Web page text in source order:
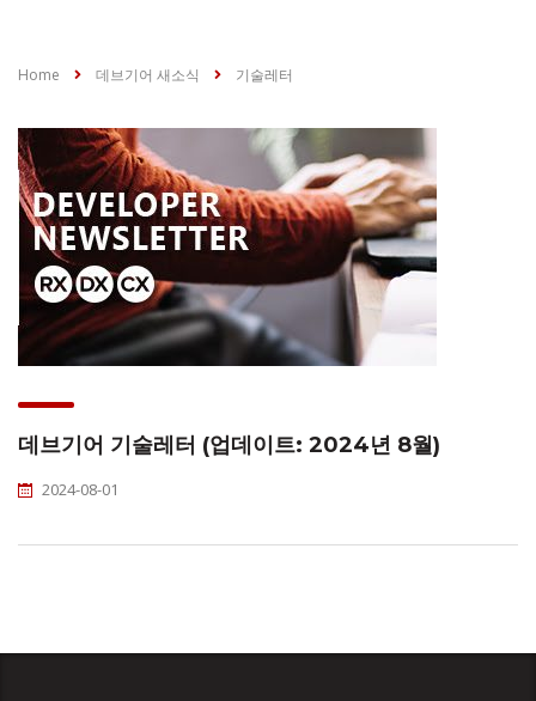
Home 데브기어 새소식 기술레터
데브기어 기술레터 (업데이트: 2024년 8월)
2024-08-01